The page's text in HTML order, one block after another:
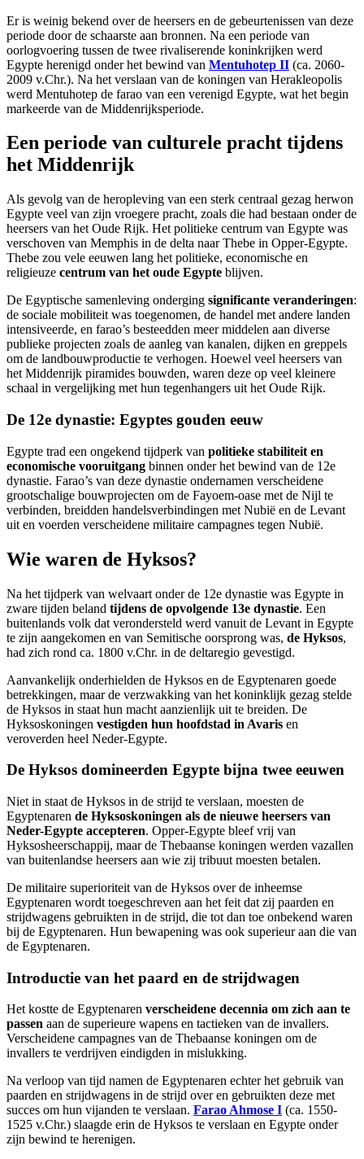
Er is weinig bekend over de heersers en de gebeurtenissen van deze
periode door de schaarste aan bronnen. Na een periode van
oorlogvoering tussen de twee rivaliserende koninkrijken werd
Egypte herenigd onder het bewind van Mentuhotep II (ca. 2060-
2009 v.Chr.). Na het verslaan van de koningen van Herakleopolis
werd Mentuhotep de farao van een verenigd Egypte, wat het begin
markeerde van de Middenrijksperiode.
Een periode van culturele pracht tijdens
het Middenrijk
Als gevolg van de heropleving van een sterk centraal gezag herwon
Egypte veel van zijn vroegere pracht, zoals die had bestaan onder de
heersers van het Oude Rijk. Het politieke centrum van Egypte was
verschoven van Memphis in de delta naar Thebe in Opper-Egypte.
Thebe zou vele eeuwen lang het politieke, economische en
religieuze centrum van het oude Egypte blijven.
De Egyptische samenleving onderging significante veranderingen:
de sociale mobiliteit was toegenomen, de handel met andere landen
intensiveerde, en farao’s besteedden meer middelen aan diverse
publieke projecten zoals de aanleg van kanalen, dijken en greppels
om de landbouwproductie te verhogen. Hoewel veel heersers van
het Middenrijk piramides bouwden, waren deze op veel kleinere
schaal in vergelijking met hun tegenhangers uit het Oude Rijk.
De 12e dynastie: Egyptes gouden eeuw
Egypte trad een ongekend tijdperk van politieke stabiliteit en
economische vooruitgang binnen onder het bewind van de 12e
dynastie. Farao’s van deze dynastie ondernamen verscheidene
grootschalige bouwprojecten om de Fayoem-oase met de Nijl te
verbinden, breidden handelsverbindingen met Nubië en de Levant
uit en voerden verscheidene militaire campagnes tegen Nubië.
Wie waren de Hyksos?
Na het tijdperk van welvaart onder de 12e dynastie was Egypte in
zware tijden beland tijdens de opvolgende 13e dynastie. Een
buitenlands volk dat verondersteld werd vanuit de Levant in Egypte
te zijn aangekomen en van Semitische oorsprong was, de Hyksos,
had zich rond ca. 1800 v.Chr. in de deltaregio gevestigd.
Aanvankelijk onderhielden de Hyksos en de Egyptenaren goede
betrekkingen, maar de verzwakking van het koninklijk gezag stelde
de Hyksos in staat hun macht aanzienlijk uit te breiden. De
Hyksoskoningen vestigden hun hoofdstad in Avaris en
veroverden heel Neder-Egypte.
De Hyksos domineerden Egypte bijna twee eeuwen
Niet in staat de Hyksos in de strijd te verslaan, moesten de
Egyptenaren de Hyksoskoningen als de nieuwe heersers van
Neder-Egypte accepteren. Opper-Egypte bleef vrij van
Hyksosheerschappij, maar de Thebaanse koningen werden vazallen
van buitenlandse heersers aan wie zij tribuut moesten betalen.
De militaire superioriteit van de Hyksos over de inheemse
Egyptenaren wordt toegeschreven aan het feit dat zij paarden en
strijdwagens gebruikten in de strijd, die tot dan toe onbekend waren
bij de Egyptenaren. Hun bewapening was ook superieur aan die van
de Egyptenaren.
Introductie van het paard en de strijdwagen
Het kostte de Egyptenaren verscheidene decennia om zich aan te
passen aan de superieure wapens en tactieken van de invallers.
Verscheidene campagnes van de Thebaanse koningen om de
invallers te verdrijven eindigden in mislukking.
Na verloop van tijd namen de Egyptenaren echter het gebruik van
paarden en strijdwagens in de strijd over en gebruikten deze met
succes om hun vijanden te verslaan. Farao Ahmose I (ca. 1550-
1525 v.Chr.) slaagde erin de Hyksos te verslaan en Egypte onder
zijn bewind te herenigen.